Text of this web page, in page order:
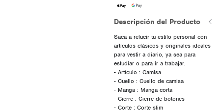
Descripción del Producto
Saca a relucir tu estilo personal con
artículos clásicos y originales ideales
para vestir a diario, ya sea para
estudiar o para ir a trabajar.
- Artículo : Camisa
- Cuello : Cuello de camisa
- Manga : Manga corta
- Cierre : Cierre de botones
- Corte : Corte slim